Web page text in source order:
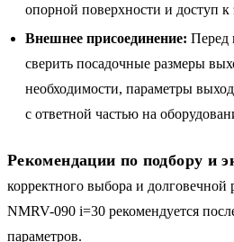
опорной поверхности и доступ к
Внешнее присоединение: Перед
сверить посадочные размеры
необходимости, параметры
с ответной частью на
Рекомендации по подбору и
корректного выбора и долговечной
NMRV-090 i=30 рекомендуется
параметров.